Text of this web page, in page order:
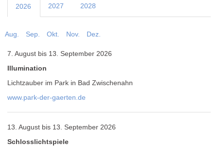
2026 2027 2028
Aug. Sep. Okt. Nov. Dez.
7. August bis 13. September 2026
Illumination
Lichtzauber im Park in Bad Zwischenahn
www.park-der-gaerten.de
13. August bis 13. September 2026
Schlosslichtspiele